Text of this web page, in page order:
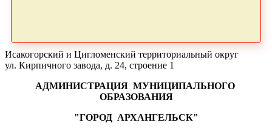
Исакогорский и Цигломенский территориальный округ
ул. Кирпичного завода, д. 24, строение 1
АДМИНИСТРАЦИЯ МУНИЦИПАЛЬНОГО
ОБРАЗОВАНИЯ
"ГОРОД АРХАНГЕЛЬСК"